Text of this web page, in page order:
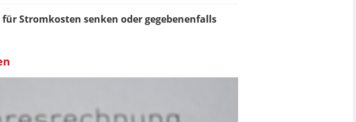
Stromkosten senken oder gegebenenfalls